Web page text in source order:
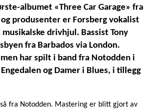
albumet «Three Car Garage» fra
produsenter er Forsberg vokalist
drivhjul. Bassist Tony
fra Barbados via London.
har spilt i band fra Notodden i
og Damer i Blues, i tillegg
fra Notodden. Mastering er blitt gjort av